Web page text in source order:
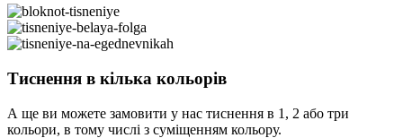
Тиснення в кілька кольорів
А ще ви можете замовити у нас тиснення в 1, 2 або три
кольори, в тому числі з суміщенням кольору.